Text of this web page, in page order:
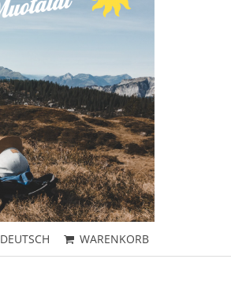
DEUTSCH WARENKORB